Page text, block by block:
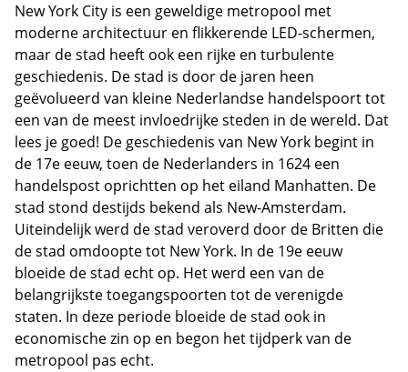
New York City is een geweldige metropool met
moderne architectuur en flikkerende LED-schermen,
maar de stad heeft ook een rijke en turbulente
geschiedenis. De stad is door de jaren heen
geëvolueerd van kleine Nederlandse handelspoort tot
een van de meest invloedrijke steden in de wereld. Dat
lees je goed! De geschiedenis van New York begint in
de 17e eeuw, toen de Nederlanders in 1624 een
handelspost oprichtten op het eiland Manhatten. De
stad stond destijds bekend als New-Amsterdam.
Uiteindelijk werd de stad veroverd door de Britten die
de stad omdoopte tot New York. In de 19e eeuw
bloeide de stad echt op. Het werd een van de
belangrijkste toegangspoorten tot de verenigde
staten. In deze periode bloeide de stad ook in
economische zin op en begon het tijdperk van de
metropool pas echt.